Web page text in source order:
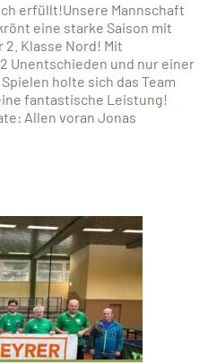
erfüllt!Unsere Mannschaft
eine starke Saison mit
2. Klasse Nord! Mit
Unentschieden und nur einer
holte sich das Team
fantastische Leistung!
Allen voran Jonas